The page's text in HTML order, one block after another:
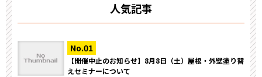
人気記事
【開催中止のお知らせ】8月8日（土）屋根・外壁塗り替
えセミナーについて